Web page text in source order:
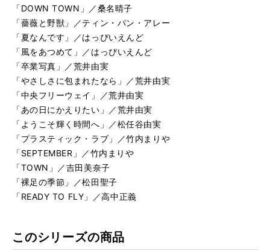
「DOWN TOWN」／桑名晴子
「薔薇と野獣」／ティン・パン・アレー
「夏なんです」／はっぴいえんど
「風をあつめて」／はっぴいえんど
「卒業写真」／荒井由実
「やさしさに包まれたなら」／荒井由実
「中央フリーウェイ」／荒井由実
「あの日にかえりたい」／荒井由実
「ようこそ輝く時間へ」／松任谷由実
「プラスティック・ラブ」／竹内まりや
「SEPTEMBER」／竹内まりや
「TOWN」／吉田美奈子
「裸足の季節」／松田聖子
「READY TO FLY」／高中正義
このシリーズの商品